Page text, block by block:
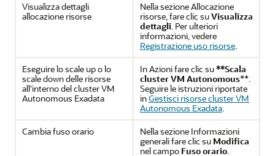
Visualizza dettagli
allocazione risorse
Nella sezione Allocazione
risorse, fare clic suVisualizza
dettagli. Per ulteriori
informazioni, vedere
Registrazione uso risorse.
Eseguire lo scale up o lo
scale down delle risorse
all'interno del cluster VM
Autonomous Exadata
In Azioni fare clic su**Scala
cluster VM Autonomous**.
Seguire le istruzioni riportate
inGestisci risorse cluster VM
Autonomous Exadata.
Cambia fuso orario
Nella sezione Informazioni
generali fare clic su Modifica
nel campo Fuso orario.